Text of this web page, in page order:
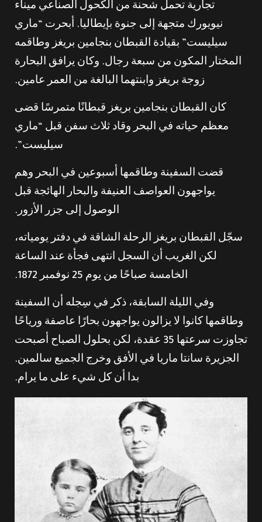
تجارية تحمل شحنة من الكحول الصناعي ميناء
نيويورك متجهة إلى جنوة بإيطاليا. أبحرت “ماري
سيليست” بقيادة القبطان بنجامين بريغز وطاقمه
المختار المكون من سبعة رجال. وكان يرافق البحارة
زوجة بريغز وابنتهما البالغة من العمر عامين.
كان القبطان بنجامين بريغز قبطانًا متمرسًا قضى
معظم حياته في البحر وقاد ثلاث سفن قبل “ماري
سيليست”.
قضت السفينة وطاقمها أسبوعين في البحر وهم
يواجهون العواصف العنيفة والبحار الهائجة قبل
الوصول إلى جزر الأزور.
سجّل القبطان بريغز الرحلة الشاقة في دفتر يومياته،
لكن الغريب أن السجل انتهى فجأة عند الساعة
الخامسة صباحًا من يوم 25 نوفمبر 1872.
وفي الليلة السابقة، ذكر في سِجله أن السفينة
وطاقمها كانوا لا يزالون يواجهون بحارًا عاصفة ورياحًا
تجاوزت سرعتها 35 عقدة، لكن بحلول الصباح أصبحت
الجزيرة سانتا ماريا في الأفق وخرج الجميع سالمين.
بدا أن كل شيء على ما يرام.